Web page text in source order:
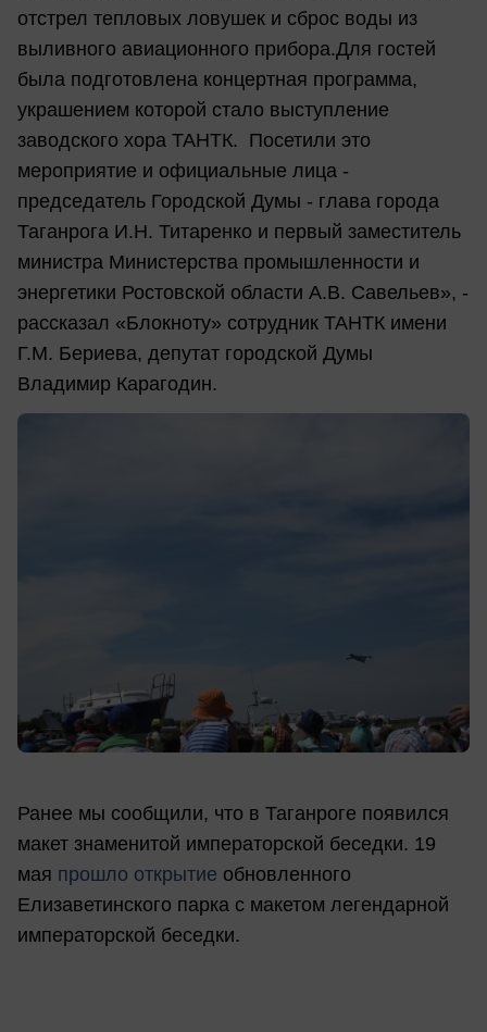
отстрел тепловых ловушек и сброс воды из
выливного авиационного прибора.Для гостей
была подготовлена концертная программа,
украшением которой стало выступление
заводского хора ТАНТК. Посетили это
мероприятие и официальные лица -
председатель Городской Думы - глава города
Таганрога И.Н. Титаренко и первый заместитель
министра Министерства промышленности и
энергетики Ростовской области А.В. Савельев», -
рассказал «Блокноту» сотрудник ТАНТК имени
Г.М. Бериева, депутат городской Думы
Владимир Карагодин.
Ранее мы сообщили, что в Таганроге появился
макет знаменитой императорской беседки. 19
мая прошло открытие обновленного
Елизаветинского парка с макетом легендарной
императорской беседки.